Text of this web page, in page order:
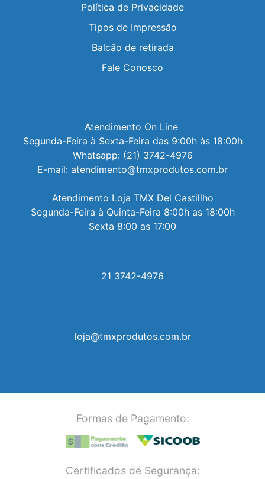
Política de Privacidade
Tipos de Impressão
Balcão de retirada
Fale Conosco
Atendimento On Line
Segunda-Feira à Sexta-Feira das 9:00h às 18:00h
Whatsapp: (21) 3742-4976
E-mail: atendimento@tmxprodutos.com.br
Atendimento Loja TMX Del Castillho
Segunda-Feira à Quinta-Feira 8:00h as 18:00h
Sexta 8:00 as 17:00
21 3742-4976
loja@tmxprodutos.com.br
Formas de Pagamento:
Certificados de Segurança: